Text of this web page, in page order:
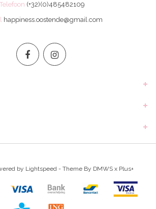
Telefoon (+32)(0)485482109
happiness.oostende@gmail.com
by Lightspeed - Theme By DMWS x Plus+